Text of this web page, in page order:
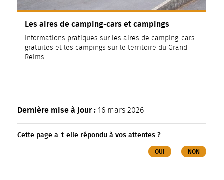
Les aires de camping-cars et campings
Informations pratiques sur les aires de camping-cars
gratuites et les campings sur le territoire du Grand
Reims.
Dernière mise à jour : 16 mars 2026
Cette page a-t-elle répondu à vos attentes ?
NON
OUI